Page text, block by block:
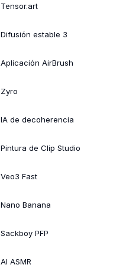
Tensor.art
Difusión estable 3
Aplicación AirBrush
Zyro
IA de decoherencia
Pintura de Clip Studio
Veo3 Fast
Nano Banana
Sackboy PFP
AI ASMR